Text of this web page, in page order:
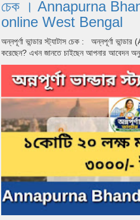
চেক । Annapurna
online West Bengal
অন্নপূর্ণা ভান্ডার স্ট্যাটাস চেক : অন্নপূর্ণা
করেছেন? এখন জানতে চাইছেন আপনার আবেদন